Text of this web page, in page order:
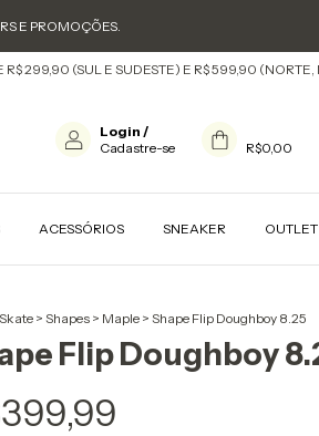
E PROMOÇÕES.
(SUL E SUDESTE) E R$ 599,90 (NORTE,
Login /
Cadastre-se
R$0,00
ACESSÓRIOS SNEAKER OUTLET
Skate > Shapes > Maple > Shape Flip Doughboy 8.25
Flip Doughboy